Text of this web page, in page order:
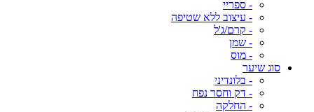
- ספריי
- עיצוב ללא שטיפה
- קרם/ג'ל
- שמן
- מוס
סוג שיער
- בלונדיני
- דק וחסר נפח
- החלקה